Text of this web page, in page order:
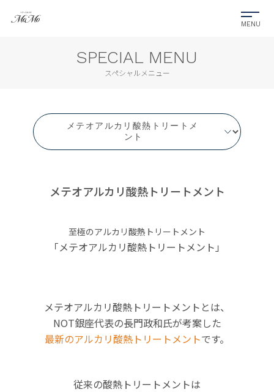
SPECIAL MENU
スペシャルメニュー
メテオアルカリ酸熱トリートメント
至極のアルカリ酸熱トリートメント
「メテオアルカリ酸熱トリートメント」
メテオアルカリ酸熱トリートメントとは、
NOT銀座代表の長門政和氏が考案した
最新のアルカリ酸熱トリートメントです。
従来の酸熱トリートメントは